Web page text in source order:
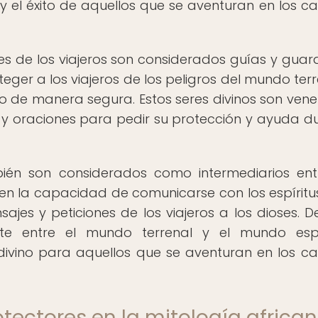
éxito de aquellos que se aventuran en los
de los viajeros son considerados guías y
a los viajeros de los peligros del mundo
manera segura. Estos seres divinos son
oraciones para pedir su protección y ayuda
son considerados como intermediarios
la capacidad de comunicarse con los
y peticiones de los viajeros a los dioses.
entre el mundo terrenal y el mundo
para aquellos que se aventuran en los